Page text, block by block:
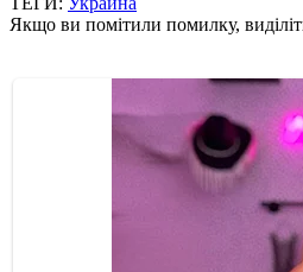
Якщо ви помітили помилку,